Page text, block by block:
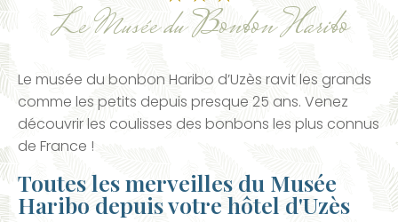
Le Musée du Bonbon Haribo
Le musée du bonbon Haribo d’Uzès ravit les grands
comme les petits depuis presque 25 ans. Venez
découvrir les coulisses des bonbons les plus connus
de France !
Toutes les merveilles du Musée
Haribo depuis votre hôtel d'Uzès